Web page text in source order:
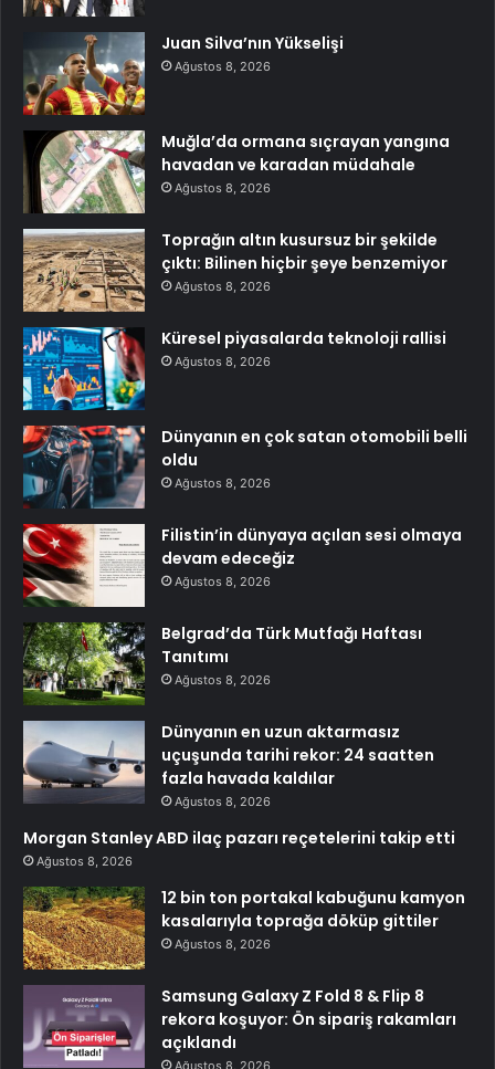
Juan Silva’nın Yükselişi
Ağustos 8, 2026
Muğla’da ormana sıçrayan yangına
havadan ve karadan müdahale
Ağustos 8, 2026
Toprağın altın kusursuz bir şekilde
çıktı: Bilinen hiçbir şeye benzemiyor
Ağustos 8, 2026
Küresel piyasalarda teknoloji rallisi
Ağustos 8, 2026
Dünyanın en çok satan otomobili belli
oldu
Ağustos 8, 2026
Filistin’in dünyaya açılan sesi olmaya
devam edeceğiz
Ağustos 8, 2026
Belgrad’da Türk Mutfağı Haftası
Tanıtımı
Ağustos 8, 2026
Dünyanın en uzun aktarmasız
uçuşunda tarihi rekor: 24 saatten
fazla havada kaldılar
Ağustos 8, 2026
Morgan Stanley ABD ilaç pazarı reçetelerini takip etti
Ağustos 8, 2026
12 bin ton portakal kabuğunu kamyon
kasalarıyla toprağa döküp gittiler
Ağustos 8, 2026
Samsung Galaxy Z Fold 8 & Flip 8
rekora koşuyor: Ön sipariş rakamları
açıklandı
Ağustos 8, 2026